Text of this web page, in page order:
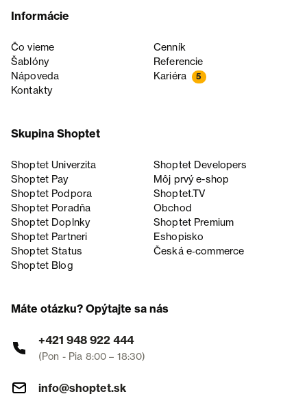
Informácie
Čo vieme
Cenník
Šablóny
Referencie
Nápoveda
Kariéra 5
Kontakty
Skupina Shoptet
Shoptet Univerzita
Shoptet Developers
Shoptet Pay
Môj prvý e-shop
Shoptet Podpora
Shoptet.TV
Shoptet Poradňa
Obchod
Shoptet Doplnky
Shoptet Premium
Shoptet Partneri
Eshopisko
Shoptet Status
Česká e‑commerce
Shoptet Blog
Máte otázku? Opýtajte sa nás
+421 948 922 444
(Pon - Pia 8:00 – 18:30)
info@shoptet.sk